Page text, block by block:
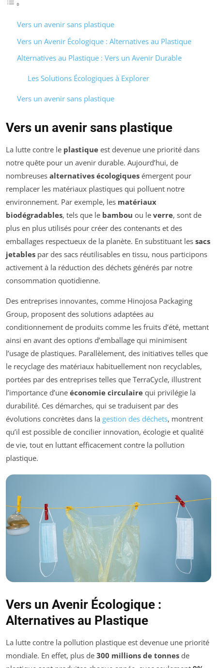
Vers un avenir sans plastique
Vers un Avenir Écologique : Alternatives au Plastique
Alternatives au Plastique : Vers un Avenir Durable
Les Solutions Écologiques à Explorer
Vers un avenir sans plastique
Vers un avenir sans plastique
La lutte contre le plastique est devenue une priorité dans
notre quête pour un avenir durable. Aujourd’hui, de
nombreuses alternatives écologiques émergent pour
remplacer les matériaux plastiques qui polluent notre
environnement. Par exemple, les matériaux
biodégradables, tels que le bambou ou le verre, sont de
plus en plus utilisés pour créer des contenants et des
emballages respectueux de la planète. En substituant les sacs
jetables par des sacs réutilisables en tissu, nous participons
activement à la réduction des déchets générés par notre
consommation quotidienne.
Des entreprises innovantes, comme Hinojosa Packaging
Group, proposent des solutions adaptées au
conditionnement de produits comme les fruits d’été, mettant
ainsi en avant des options d’emballage qui minimisent
l’usage de plastiques. Parallèlement, des initiatives telles que
le recyclage des matériaux habituellement non recyclables,
portées par des entreprises telles que TerraCycle, illustrent
l’importance d’une économie circulaire qui privilégie la
durabilité. Ces démarches, qui se traduisent par des
évolutions concrètes dans la gestion des déchets, montrent
qu’il est possible de concilier innovation, écologie et qualité
de vie, tout en luttant efficacement contre la pollution
plastique.
Vers un Avenir Écologique :
Alternatives au Plastique
La lutte contre la pollution plastique est devenue une priorité
mondiale. En effet, plus de 300 millions de tonnes de